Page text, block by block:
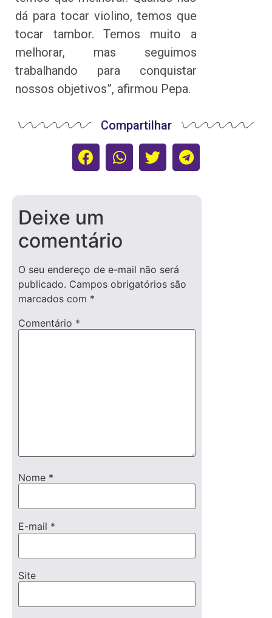
dá para tocar violino, temos que
tocar tambor. Temos muito a
melhorar, mas seguimos
trabalhando para conquistar
nossos objetivos”, afirmou Pepa.
Compartilhar
Deixe um
comentário
O seu endereço de e-mail não será
publicado. Campos obrigatórios são
marcados com *
Comentário *
Nome *
E-mail *
Site